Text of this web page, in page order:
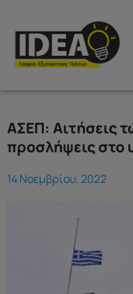
ΑΣΕΠ: Αιτήσεις
προσλήψεις στο
14 Νοεμβρίου, 2022